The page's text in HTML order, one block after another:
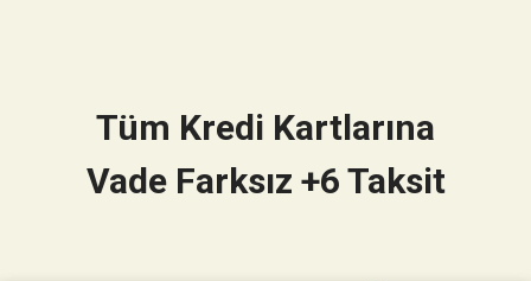
Tüm Kredi Kartlarına
Vade Farksız +6 Taksit